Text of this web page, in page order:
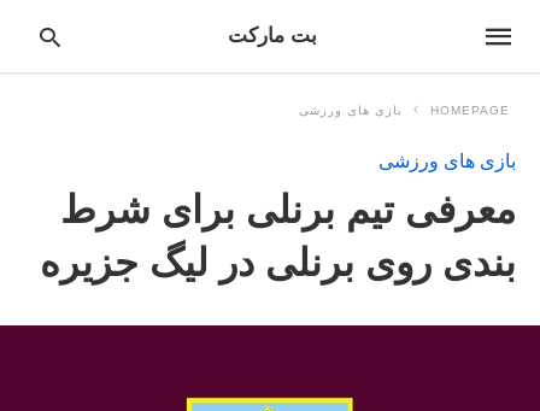
بت مارکت
HOMEPAGE بازی های ورزشی
بازی های ورزشی
معرفی تیم برنلی برای شرط
بندی روی برنلی در لیگ جزیره